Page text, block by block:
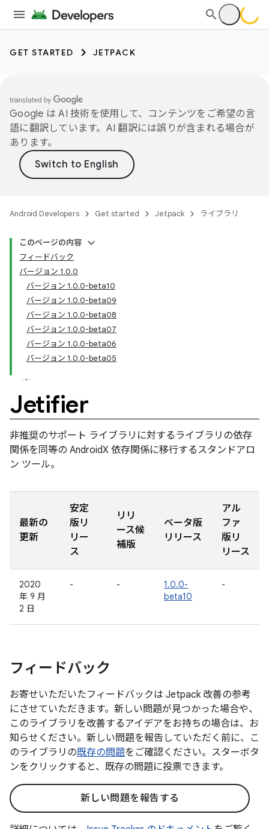
GET STARTED JETPACK
Google は AI 技術を使用して、コンテンツをご希望の言
語に翻訳しています。AI 翻訳には誤りが含まれる場合が
あります。
Android Developers Get started Jetpack ライブラリ
このページの内容
フィードバック
バージョン 1.0.0
バージョン 1.0.0-beta10
バージョン 1.0.0-beta09
バージョン 1.0.0-beta08
バージョン 1.0.0-beta07
バージョン 1.0.0-beta06
バージョン 1.0.0-beta05
Jetifier
非推奨のサポート ライブラリに対するライブラリの依存
関係を同等の AndroidX 依存関係に移行するスタンドアロ
ン ツール。
最新の
更新
安定
版リ
リー
ス
リリ
ース候
補版
ベータ版
リリース
アル
ファ
版リ
リース
2020
年 9 月
2 日
- -
1.0.0-
beta10
-
フィードバック
お寄せいただいたフィードバックは Jetpack 改善の参考
にさせていただきます。新しい問題が見つかった場合や、
このライブラリを改善するアイデアをお持ちの場合は、お
知らせください。新しい問題を報告していただく前に、こ
のライブラリの既存の問題をご確認ください。スターボタ
ンをクリックすると、既存の問題に投票できます。
新しい問題を報告する